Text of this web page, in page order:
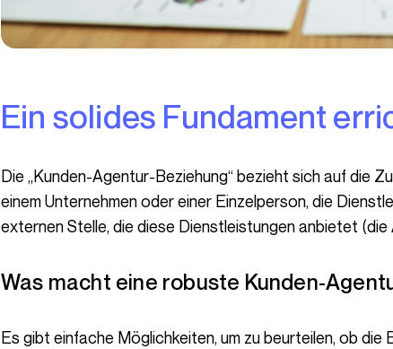
Ein solides Fundament
Die „Kunden-Agentur-Beziehung“ bezieht sich auf die Zusammenarbeit und Partnerschaft zwischen
einem Unternehmen oder einer Einzelperson, die
externen Stelle, die diese Dienstleistungen anbietet (die
Was macht eine robuste Kunden-
Es gibt einfache Möglichkeiten, um zu beurteilen, ob die Beziehung zwischen einem Kunden und einer